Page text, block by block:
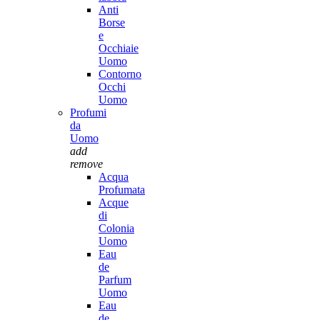
Anti
Borse
e
Occhiaie
Uomo
Contorno
Occhi
Uomo
Profumi
da
Uomo
add
remove
Acqua
Profumata
Acque
di
Colonia
Uomo
Eau
de
Parfum
Uomo
Eau